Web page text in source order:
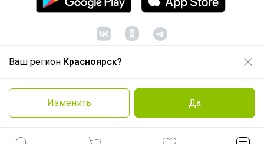
Ваш регион Красноярск?
Изменить Да
© ООО "Лявита", ОГРН 1122468054070, 2012 -2026
Политика конфиденциальности
Cоглашение пользователя